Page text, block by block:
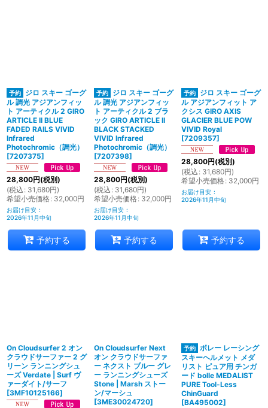
ジロ スキー ゴーグ
ル 調光 アジアンフィッ
ト アーティクル 2 GIRO
ARTICLE II BLUE
FADED RAILS VIVID
Infrared
Photochromic（調光）
[7207375]
28,800円(税別)
(税込 : 31,680円)
希望小売価格: 32,000円
お届け目安 :
2026年11月中旬
予約する
ジロ スキー ゴーグ
ル 調光 アジアンフィッ
ト アーティクル 2 ブラ
ック GIRO ARTICLE II
BLACK STACKED
VIVID Infrared
Photochromic（調光）
[7207398]
28,800円(税別)
(税込 : 31,680円)
希望小売価格: 32,000円
お届け目安 :
2026年11月中旬
予約する
ジロ スキー ゴーグ
ル アジアンフィット ア
クシス GIRO AXIS
GLACIER BLUE POW
VIVID Royal
[7209357]
28,800円(税別)
(税込 : 31,680円)
希望小売価格: 32,000円
お届け目安 :
2026年11月中旬
予約する
On Cloudsurfer 2 オン
クラウドサーファー 2 グ
リーン ランニングシュ
ーズ Verdate | Surf ヴ
ァーダイト/サーフ
[3MF10125166]
On Cloudsurfer Next
オン クラウドサーファ
ー ネクスト ブルー グレ
ー ランニングシューズ
Stone | Marsh ストー
ン/マーシュ
[3ME30024720]
ボレー レーシング
スキーヘルメット メダ
リスト ピュア用 チンガ
ード bolle MEDALIST
PURE Tool-Less
ChinGuard
[BA495002]